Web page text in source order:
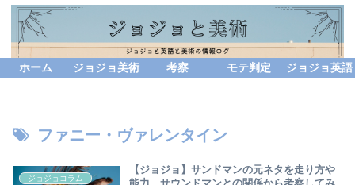
ホーム ジョジョ美術 考察 モテ判定 ジョジョ英語
ファニー・ヴァレンタイン
ジョジョコラム
【ジョジョ】サンドマンの元ネタを走り方や